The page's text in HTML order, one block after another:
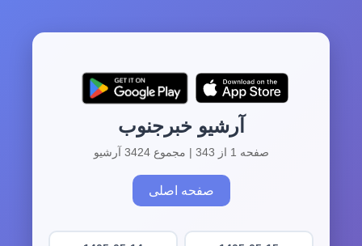
آرشیو خبرجنوب
صفحه 1 از 343 | مجموع 3424 آرشیو
صفحه اصلی